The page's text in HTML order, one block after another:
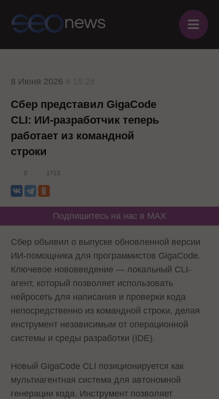
≡
8 Июня 2026
Сбер представил GigaCode
CLI: ИИ-разработчик теперь
работает из командной
строки
0 1713
Подпишитесь на нас в MAX
Сбер объявил о выпуске обновленной версии
ИИ-помощника для программистов GigaCode.
Ключевое нововведение — локальный CLI-
агент, который позволяет использовать
нейросеть для написания и проверки кода
непосредственно из командной строки, делая
инструмент независимым от операционной
системы и среды разработки (IDE).
Новый GigaCode CLI позиционируется как
мультиагентная система для автономной
генерации кода. Инструмент позволяет